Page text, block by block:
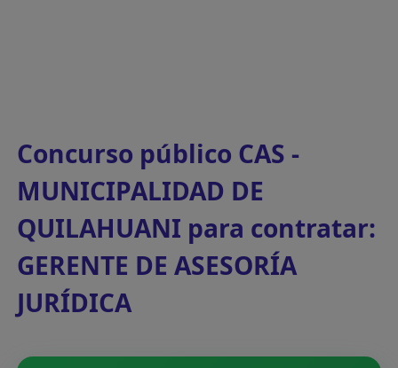
Concurso público CAS -
MUNICIPALIDAD DE
QUILAHUANI para contratar:
GERENTE DE ASESORÍA
JURÍDICA